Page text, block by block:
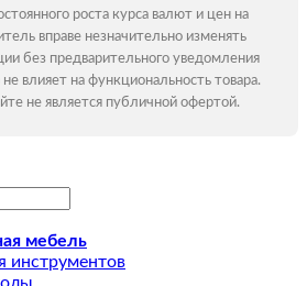
роста курса валют и цен на
вправе незначительно изменять
без предварительного уведомления
влияет на функциональность товара.
не является публичной офертой.
мебель
инструментов